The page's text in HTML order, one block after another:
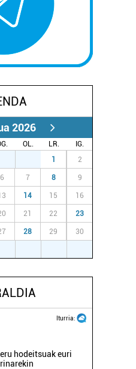
2026
OL. LR.
IG.
1 2
6 7 8 9
14 15 16
21 22 23
28 29 30
Iturria:
hodeitsuak euri